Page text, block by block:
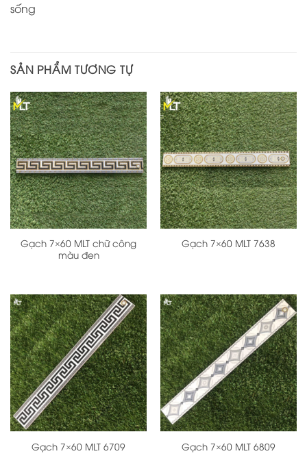
sống
SẢN PHẨM TƯƠNG TỰ
Gạch 7×60 MLT chữ công
màu đen
Gạch 7×60 MLT 7638
Gạch 7×60 MLT 6709 Gạch 7×60 MLT 6809